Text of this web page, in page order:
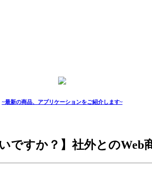
~最新の商品、アプリケーションをご紹介します~
ですか？】社外とのWeb